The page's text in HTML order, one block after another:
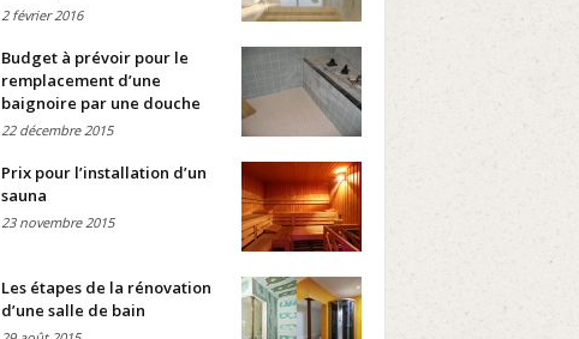
2 février 2016
Budget à prévoir pour le
remplacement d’une
baignoire par une douche
22 décembre 2015
Prix pour l’installation d’un
sauna
23 novembre 2015
Les étapes de la rénovation
d’une salle de bain